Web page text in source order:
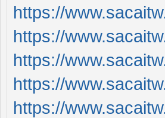
https://
https://
https://
https://
https://